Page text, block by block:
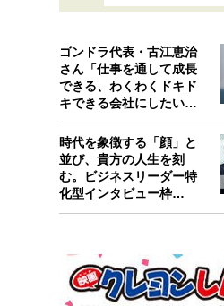
ゴンドラ代表・古江恵治
さん「仕事を通して成長
できる、わくわくドキド
キできる会社にしたいと
考えたんで…
時代を象徴する「顔」と
並び、貴方の人生を刻
む。ビジネスリーダー特
化型インタビュー枠
『Key person』始…